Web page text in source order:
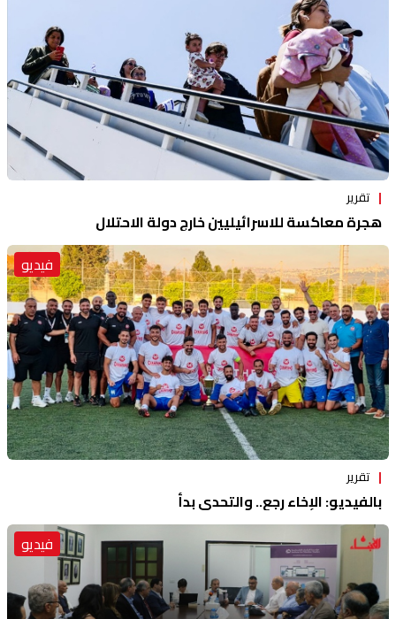
تقرير
هجرة معاكسة للاسرائيليين خارج دولة الاحتلال
فيديو
تقرير
بالفيديو: الإخاء رجع.. والتحدي بدأ
فيديو